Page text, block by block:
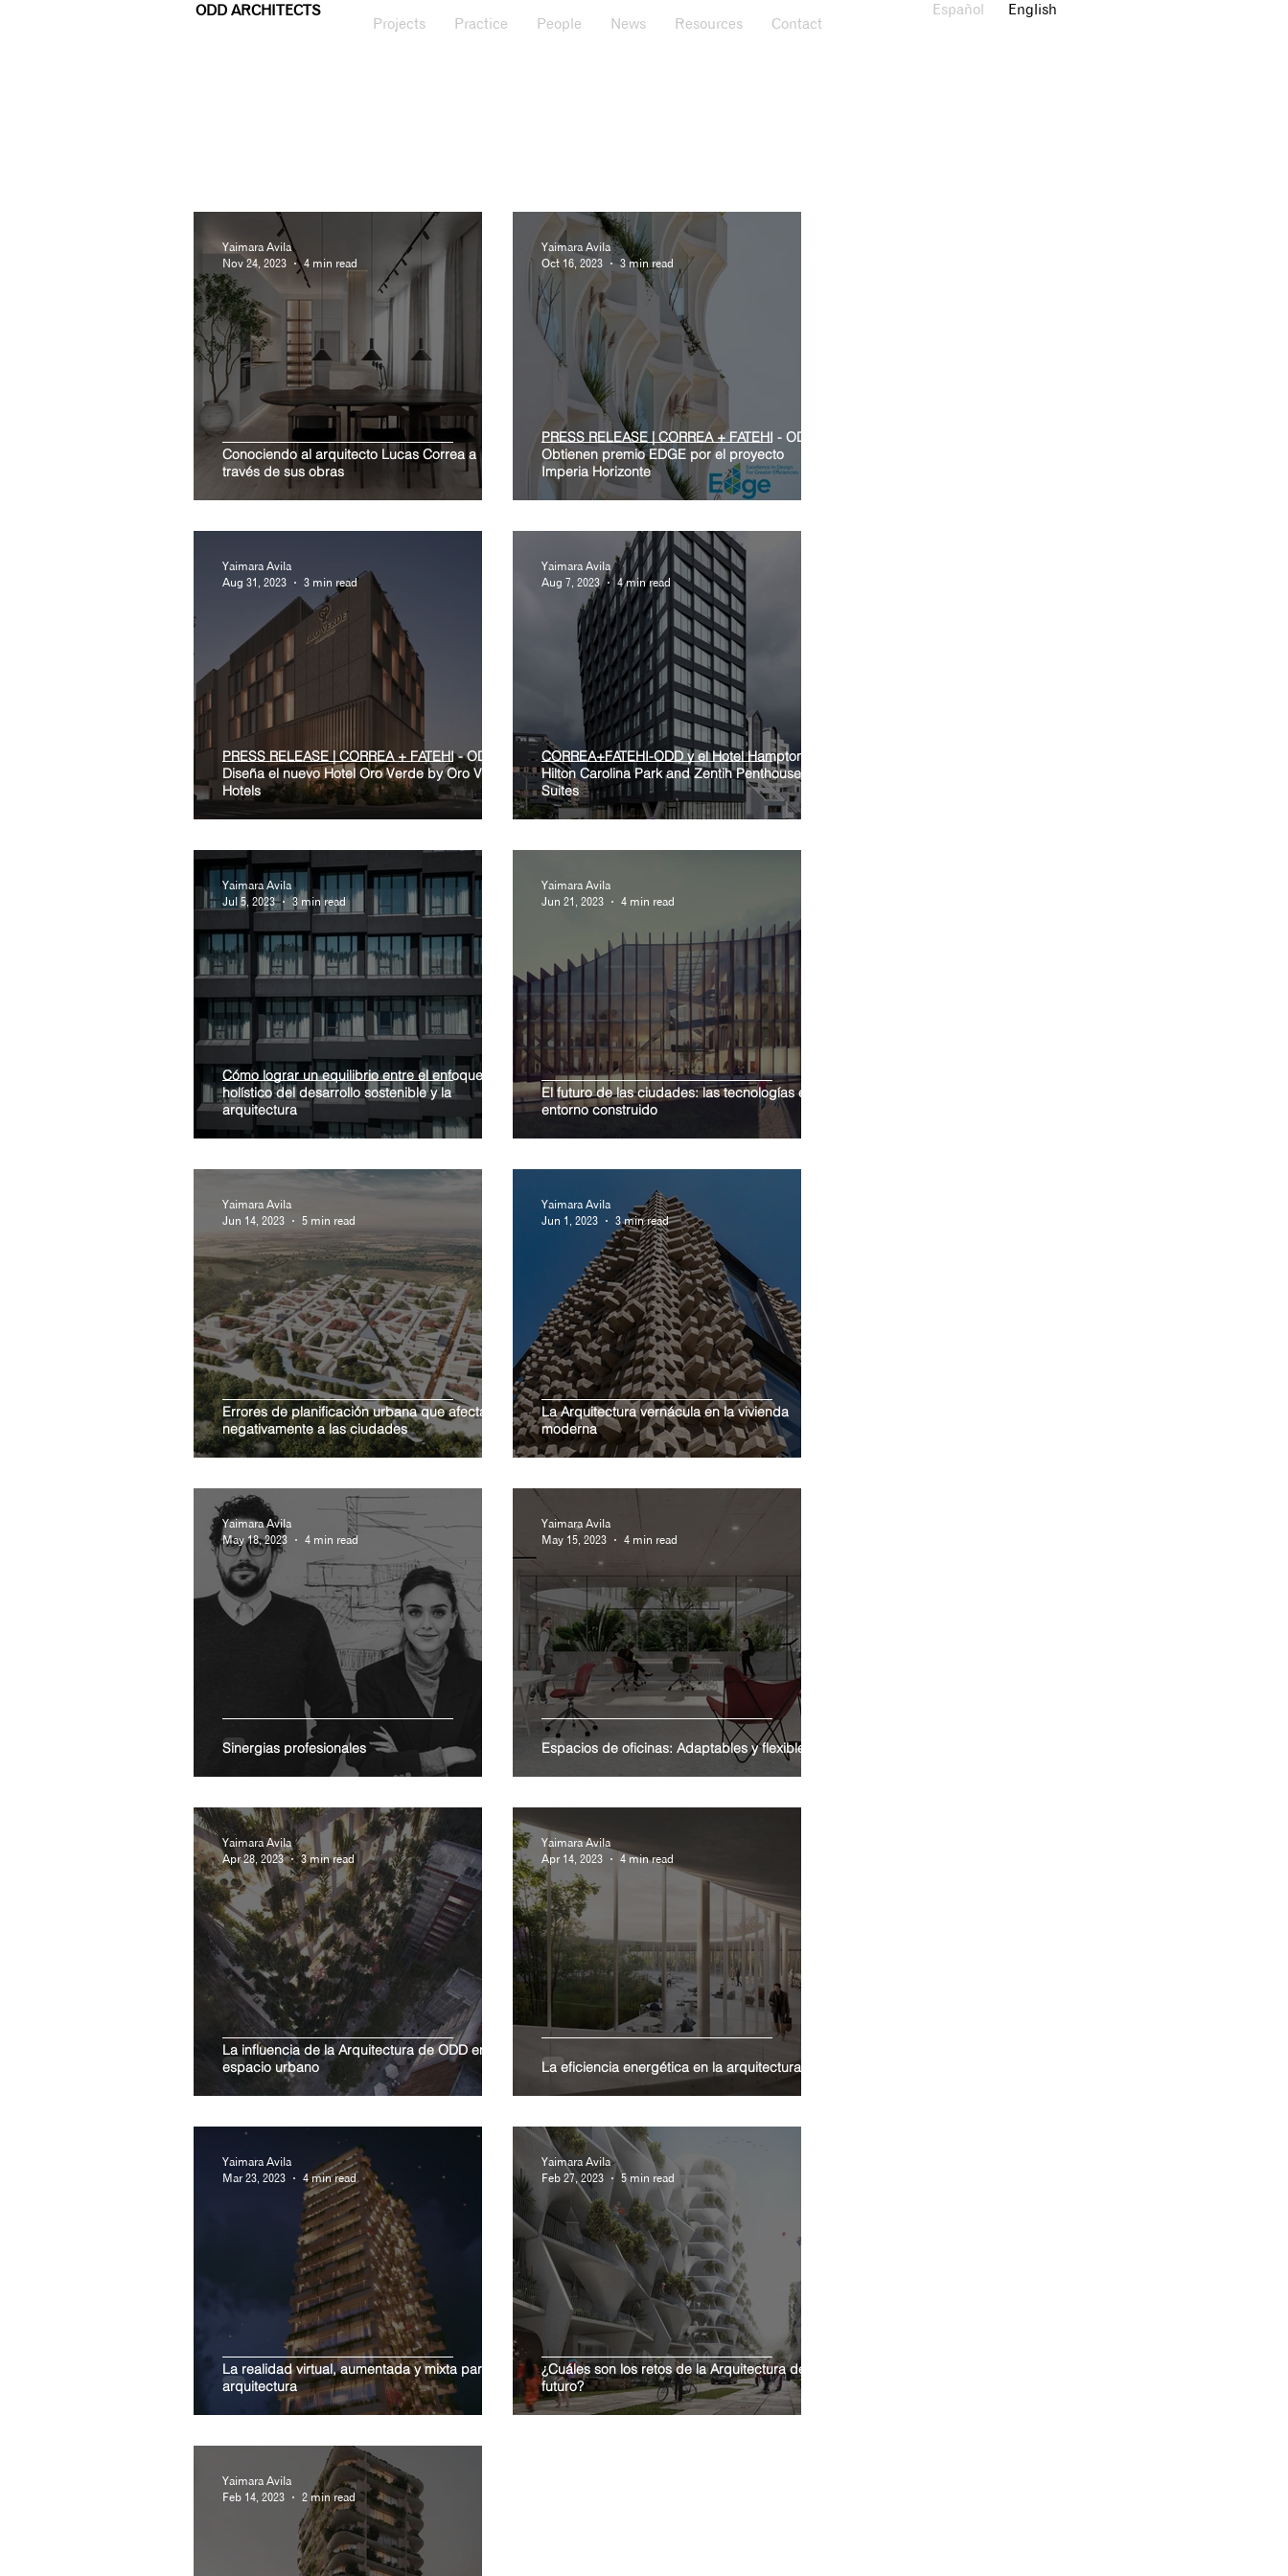
ODD ARCHITECTS
Projects Practice People News Resources Contact
Español English
Conociendo al arquitecto Lucas Correa a
través de sus obras
Yaimara Avila
Nov 24, 2023
4 min read
PRESS RELEASE | CORREA + FATEHI - ODD+
Obtienen premio EDGE por el proyecto
Imperia Horizonte
Yaimara Avila
Oct 16, 2023
3 min read
PRESS RELEASE | CORREA + FATEHI - ODD+
Diseña el nuevo Hotel Oro Verde by Oro Verde
Hotels
Yaimara Avila
Aug 31, 2023
3 min read
CORREA+FATEHI-ODD y el Hotel Hampton by
Hilton Carolina Park and Zentih Penthouse
Suites
Yaimara Avila
Aug 7, 2023
4 min read
Cómo lograr un equilibrio entre el enfoque
holístico del desarrollo sostenible y la
arquitectura
Yaimara Avila
Jul 5, 2023
3 min read
El futuro de las ciudades: las tecnologías en el
entorno construido
Yaimara Avila
Jun 21, 2023
4 min read
Errores de planificación urbana que afectan
negativamente a las ciudades
Yaimara Avila
Jun 14, 2023
5 min read
La Arquitectura vernácula en la vivienda
moderna
Yaimara Avila
Jun 1, 2023
3 min read
Sinergias profesionales
Yaimara Avila
May 18, 2023
4 min read
Espacios de oficinas: Adaptables y flexibles
Yaimara Avila
May 15, 2023
4 min read
La influencia de la Arquitectura de ODD en el
espacio urbano
Yaimara Avila
Apr 28, 2023
3 min read
La eficiencia energética en la arquitectura
Yaimara Avila
Apr 14, 2023
4 min read
La realidad virtual, aumentada y mixta para la
arquitectura
Yaimara Avila
Mar 23, 2023
4 min read
¿Cuáles son los retos de la Arquitectura del
futuro?
Yaimara Avila
Feb 27, 2023
5 min read
Yaimara Avila
Feb 14, 2023
2 min read